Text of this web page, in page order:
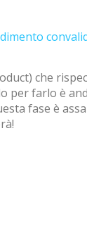
che
per farlo è
fase è